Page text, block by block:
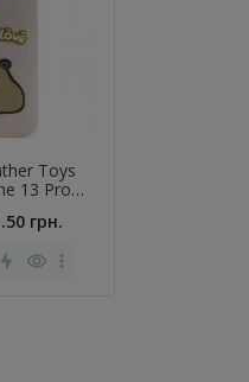
Toys
13 Pro
грн.